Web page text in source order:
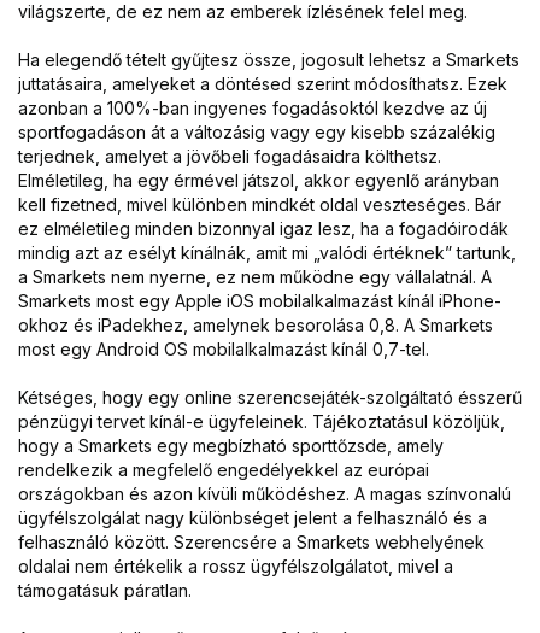
világszerte, de ez nem az emberek ízlésének felel meg.
Ha elegendő tételt gyűjtesz össze, jogosult lehetsz a Smarkets
juttatásaira, amelyeket a döntésed szerint módosíthatsz. Ezek
azonban a 100%-ban ingyenes fogadásoktól kezdve az új
sportfogadáson át a változásig vagy egy kisebb százalékig
terjednek, amelyet a jövőbeli fogadásaidra költhetsz.
Elméletileg, ha egy érmével játszol, akkor egyenlő arányban
kell fizetned, mivel különben mindkét oldal veszteséges. Bár
ez elméletileg minden bizonnyal igaz lesz, ha a fogadóirodák
mindig azt az esélyt kínálnák, amit mi „valódi értéknek” tartunk,
a Smarkets nem nyerne, ez nem működne egy vállalatnál. A
Smarkets most egy Apple iOS mobilalkalmazást kínál iPhone-
okhoz és iPadekhez, amelynek besorolása 0,8. A Smarkets
most egy Android OS mobilalkalmazást kínál 0,7-tel.
Kétséges, hogy egy online szerencsejáték-szolgáltató ésszerű
pénzügyi tervet kínál-e ügyfeleinek. Tájékoztatásul közöljük,
hogy a Smarkets egy megbízható sporttőzsde, amely
rendelkezik a megfelelő engedélyekkel az európai
országokban és azon kívüli működéshez. A magas színvonalú
ügyfélszolgálat nagy különbséget jelent a felhasználó és a
felhasználó között. Szerencsére a Smarkets webhelyének
oldalai nem értékelik a rossz ügyfélszolgálatot, mivel a
támogatásuk páratlan.